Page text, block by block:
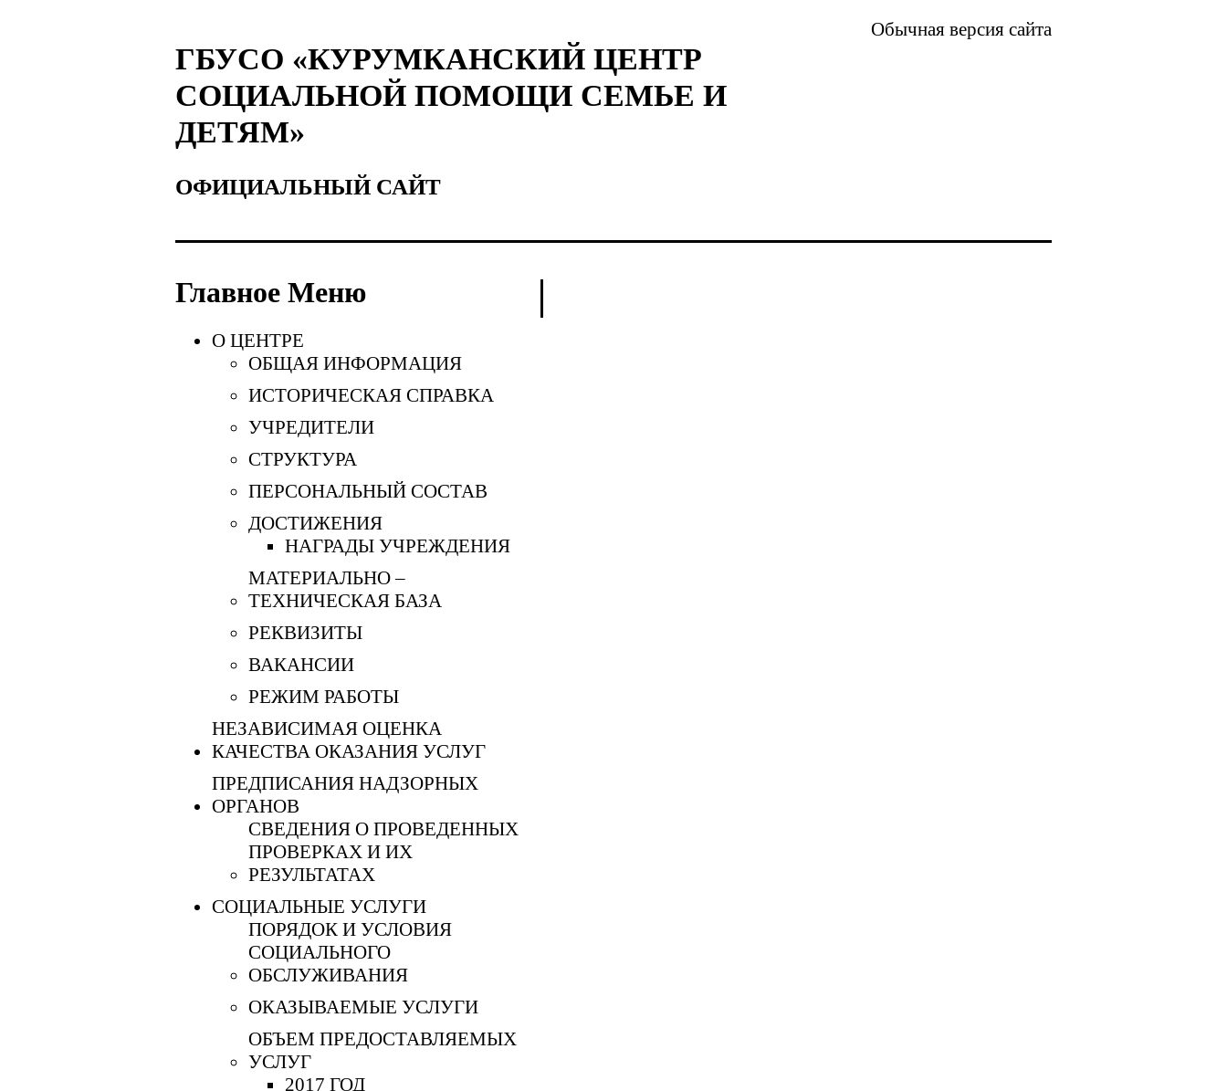
Обычная версия сайта
ГБУСО «КУРУМКАНСКИЙ ЦЕНТР
СОЦИАЛЬНОЙ ПОМОЩИ СЕМЬЕ И
ДЕТЯМ»
ОФИЦИАЛЬНЫЙ САЙТ
Главное Меню
О ЦЕНТРЕ
ОБЩАЯ ИНФОРМАЦИЯ
ИСТОРИЧЕСКАЯ СПРАВКА
УЧРЕДИТЕЛИ
СТРУКТУРА
ПЕРСОНАЛЬНЫЙ СОСТАВ
ДОСТИЖЕНИЯ
НАГРАДЫ УЧРЕЖДЕНИЯ
МАТЕРИАЛЬНО –
ТЕХНИЧЕСКАЯ БАЗА
РЕКВИЗИТЫ
ВАКАНСИИ
РЕЖИМ РАБОТЫ
НЕЗАВИСИМАЯ ОЦЕНКА
КАЧЕСТВА ОКАЗАНИЯ УСЛУГ
ПРЕДПИСАНИЯ НАДЗОРНЫХ
ОРГАНОВ
СВЕДЕНИЯ О ПРОВЕДЕННЫХ
ПРОВЕРКАХ И ИХ
РЕЗУЛЬТАТАХ
СОЦИАЛЬНЫЕ УСЛУГИ
ПОРЯДОК И УСЛОВИЯ
СОЦИАЛЬНОГО
ОБСЛУЖИВАНИЯ
ОКАЗЫВАЕМЫЕ УСЛУГИ
ОБЪЕМ ПРЕДОСТАВЛЯЕМЫХ
УСЛУГ
2017 ГОД